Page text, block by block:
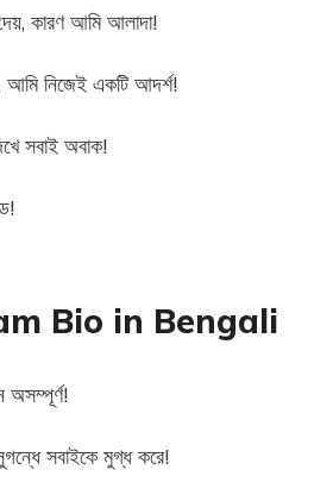
কারণ আমি আলাদা!
নিজেই একটি আদর্শ!
সবাই অবাক!
Bio in Bengali
অসম্পূর্ণ!
সবাইকে মুগ্ধ করে!